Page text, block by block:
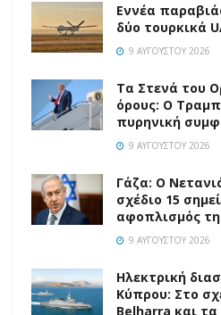
Εννέα
δύο τουρκικά
9 ΑΥΓΟΎΣΤΟΥ 2026
Τα Στενά του
όρους: Ο Τραμπ
πυρηνική
9 ΑΥΓΟΎΣΤΟΥ 2026
Γάζα: Ο
σχέδιο 15
αφοπλισμός
9 ΑΥΓΟΎΣΤΟΥ 2026
Ηλεκτρική
Κύπρου: Στο
Belharra και